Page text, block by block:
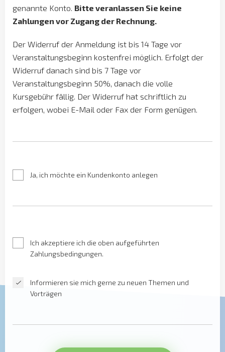
genannte Konto. Bitte veranlassen Sie keine
Zahlungen vor Zugang der Rechnung.
Der Widerruf der Anmeldung ist bis 14 Tage vor
Veranstaltungsbeginn kostenfrei möglich. Erfolgt der
Widerruf danach sind bis 7 Tage vor
Veranstaltungsbeginn 50%, danach die volle
Kursgebühr fällig. Der Widerruf hat schriftlich zu
erfolgen, wobei E-Mail oder Fax der Form genügen.
Ja, ich möchte ein Kundenkonto anlegen
Ich akzeptiere ich die oben aufgeführten
Zahlungsbedingungen.
Informieren sie mich gerne zu neuen Themen und
Vorträgen